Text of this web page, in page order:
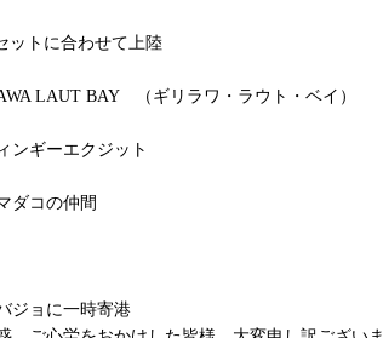
トに合わせて上陸
LAUT BAY （ギリラワ・ラウト・ベイ）
ンギーエクジット
コの仲間
ジョに一時寄港